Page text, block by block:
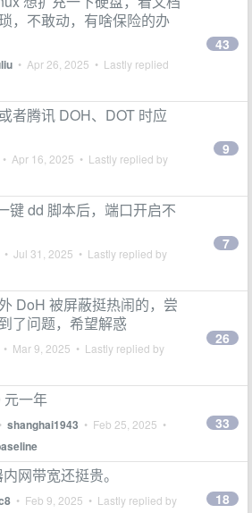
，不敢动，有啥保险的办
• Apr 26, 2025 • Lastly replied
43
者腾讯 DOH、DOT 时应
• Apr 16, 2025 • Lastly replied by
9
键 dd 脚本后，端口开启不
• Jul 31, 2025 • Lastly replied by
7
DoH 被屏蔽挺热闹的，尝
了问题，希望解惑
• Mar 9, 2025 • Lastly replied by
26
元一年
• shanghai1943 • Feb 25, 2025 •
33
网带宽还挺贵。
• Feb 9, 2025 • Lastly replied by 18